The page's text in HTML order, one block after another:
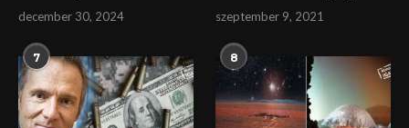
december 30, 2024
szeptember 9, 2021
7 8